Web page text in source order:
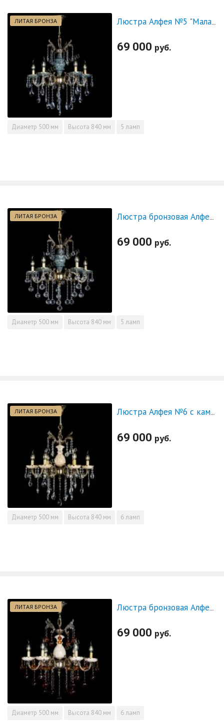
ЛИТАЯ БРОНЗА
69 000 руб.
Диаметр 500 мм Высота 840 мм 5 ламп
ЛИТАЯ БРОНЗА Люстра бронзовая Алфея №5 "Малахит" шар
69 000 руб.
Диаметр 500 мм Высота 840 мм 5 ламп
ЛИТАЯ БРОНЗА Люстра Алфея №6 с камнем журавлик
69 000 руб.
Диаметр 500 мм Высота 840 мм 6 ламп
ЛИТАЯ БРОНЗА
69 000 руб.
Диаметр 500 мм Высота 840 мм 6 ламп